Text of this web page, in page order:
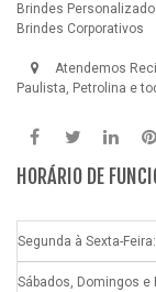
Brindes
Brindes Corporativos
Atendemos
Paulista, Petrolina e
HORÁRIO DE
Segunda à Sexta-Feira:
Sábados, Domingos e